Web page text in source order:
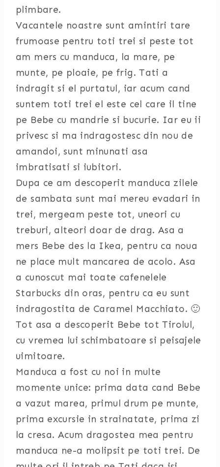
plimbare.
Vacantele noastre sunt amintiri tare
frumoase pentru toti trei si peste tot
am mers cu manduca, la mare, pe
munte, pe ploaie, pe frig. Tati a
indragit si el purtatul, iar acum cand
suntem toti trei el este cel care il tine
pe Bebe cu mandrie si bucurie. Iar eu ii
privesc si ma indragostesc din nou de
amandoi, sunt minunati asa
imbratisati si iubitori.
Dupa ce am descoperit manduca zilele
de sambata sunt mai mereu evadari in
trei, mergeam peste tot, uneori cu
treburi, alteori doar de drag. Asa a
mers Bebe des la Ikea, pentru ca noua
ne place mult mancarea de acolo. Asa
a cunoscut mai toate cafenelele
Starbucks din oras, pentru ca eu sunt
indragostita de Caramel Macchiato. 🙂
Tot asa a descoperit Bebe tot Tirolul,
cu vremea lui schimbatoare si peisajele
uimitoare.
Manduca a fost cu noi in multe
momente unice: prima data cand Bebe
a vazut marea, primul drum pe munte,
prima excursie in strainatate, prima zi
la cresa. Acum dragostea mea pentru
manduca ne-a molipsit pe toti trei. De